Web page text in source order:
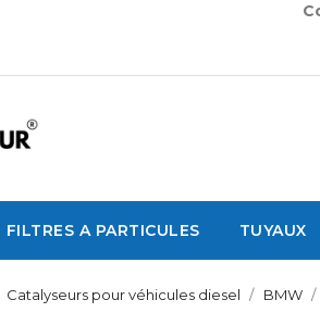
FILTRES A PARTICULES TUYAUX
Catalyseurs pour véhicules diesel BMW